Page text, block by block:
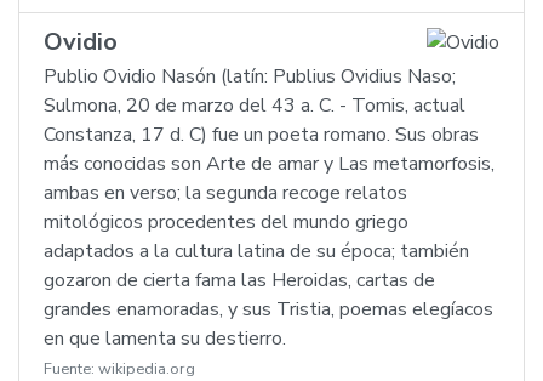
Ovidio
Publio Ovidio Nasón (latín: Publius Ovidius Naso;
Sulmona, 20 de marzo del 43 a. C. - Tomis, actual
Constanza, 17 d. C) fue un poeta romano. Sus obras
más conocidas son Arte de amar y Las metamorfosis,
ambas en verso; la segunda recoge relatos
mitológicos procedentes del mundo griego
adaptados a la cultura latina de su época; también
gozaron de cierta fama las Heroidas, cartas de
grandes enamoradas, y sus Tristia, poemas elegíacos
en que lamenta su destierro.
Fuente: wikipedia.org